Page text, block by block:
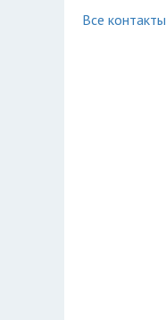
Все контакты